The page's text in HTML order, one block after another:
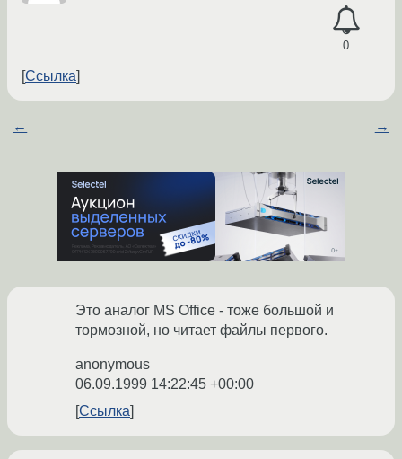
0
Ссылка
← →
Это аналог MS Office - тоже большой и
тормозной, но читает файлы первого.
anonymous
06.09.1999 14:22:45 +00:00
Ссылка